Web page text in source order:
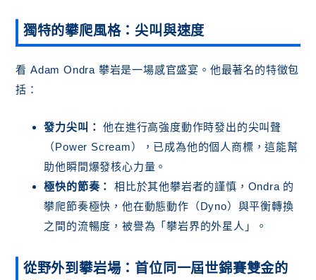
獨特的攀爬風格：尖叫與速度
看 Adam Ondra 攀岩是一場感官盛宴。他最著名的特徵包
括：
發力尖叫： 他在進行高強度動作時發出的尖叫聲
（Power Scream），已成為他的個人商標，這能幫
助他瞬間爆發核心力量。
極快的節奏：
相比於其他攀岩者的謹慎，Ondra 的
攀爬節奏極快，他在動態動作（Dyno）與平衡轉換
之間的流暢度，被譽為「攀岩界的外星人」。
從野外到攀岩場：首位同一屆世錦賽雙金的